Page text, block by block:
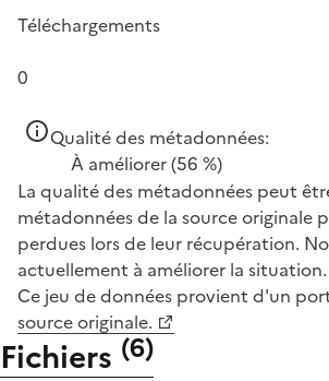
Téléchargements
0
Qualité des métadonnées:
À améliorer(56 %)
La qualité des métadonnées peut
métadonnées de la source originale
perdues lors de leur récupération.
actuellement à améliorer la situation.
Ce jeu de données provient d'un
source originale.
Fichiers (6)